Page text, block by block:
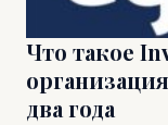
Что такое
два года